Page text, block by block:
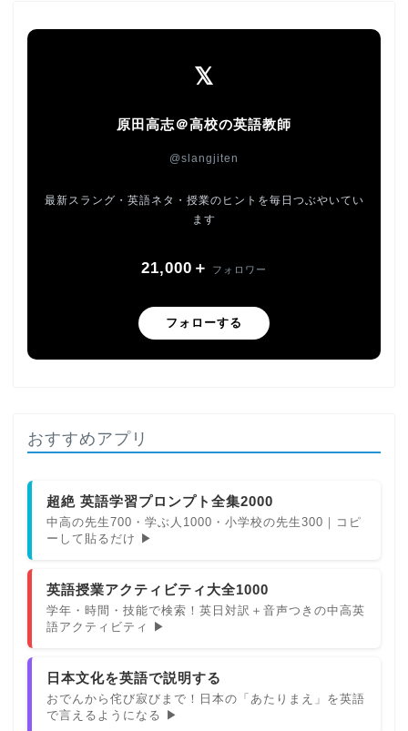
𝕏
原田高志＠高校の英語教師
@slangjiten
最新スラング・英語ネタ・授業のヒントを毎日つぶやいてい
ます
21,000＋ フォロワー
フォローする
おすすめアプリ
超絶 英語学習プロンプト全集2000
中高の先生700・学ぶ人1000・小学校の先生300｜コピ
ーして貼るだけ ▶
英語授業アクティビティ大全1000
学年・時間・技能で検索！英日対訳＋音声つきの中高英
語アクティビティ ▶
日本文化を英語で説明する
おでんから侘び寂びまで！日本の「あたりまえ」を英語
で言えるようになる ▶